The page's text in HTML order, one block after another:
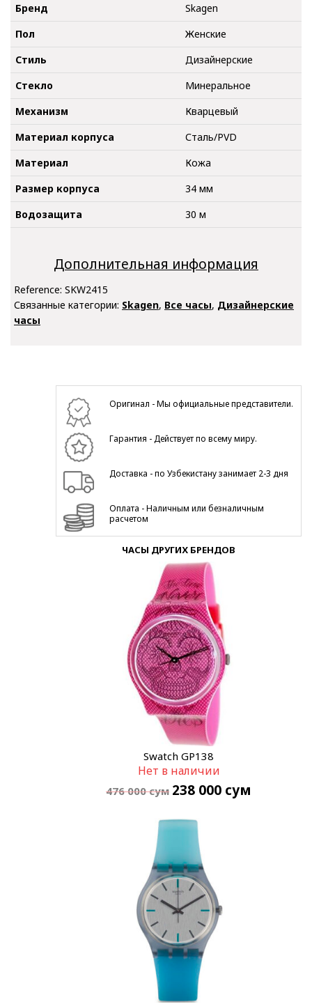
Бренд
Skagen
Пол
Женские
Стиль
Дизайнерские
Стекло
Минеральное
Механизм
Кварцевый
Материал корпуса
Сталь/PVD
Материал
Кожа
Размер корпуса
34 мм
Водозащита
30 м
Дополнительная информация
Reference: SKW2415
Связанные категории: Skagen, Все часы, Дизайнерские
часы
Оригинал - Мы официальные представители.
Гарантия - Действует по всему миру.
Доставка - по Узбекистану занимает 2-3 дня
Оплата - Наличным или безналичным
расчетом
ЧАСЫ ДРУГИХ БРЕНДОВ
Swatch GP138
Нет в наличии
476 000сум 238 000 сум